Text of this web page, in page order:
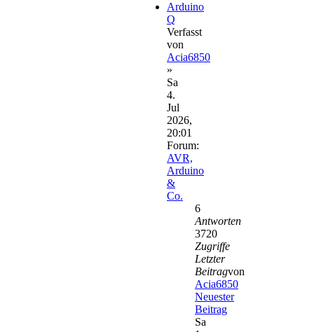
Arduino
Q
Verfasst
von
Acia6850
»
Sa
4.
Jul
2026,
20:01
Forum:
AVR,
Arduino
&
Co.
6
Antworten
3720
Zugriffe
Letzter
Beitragvon
Acia6850
Neuester
Beitrag
Sa